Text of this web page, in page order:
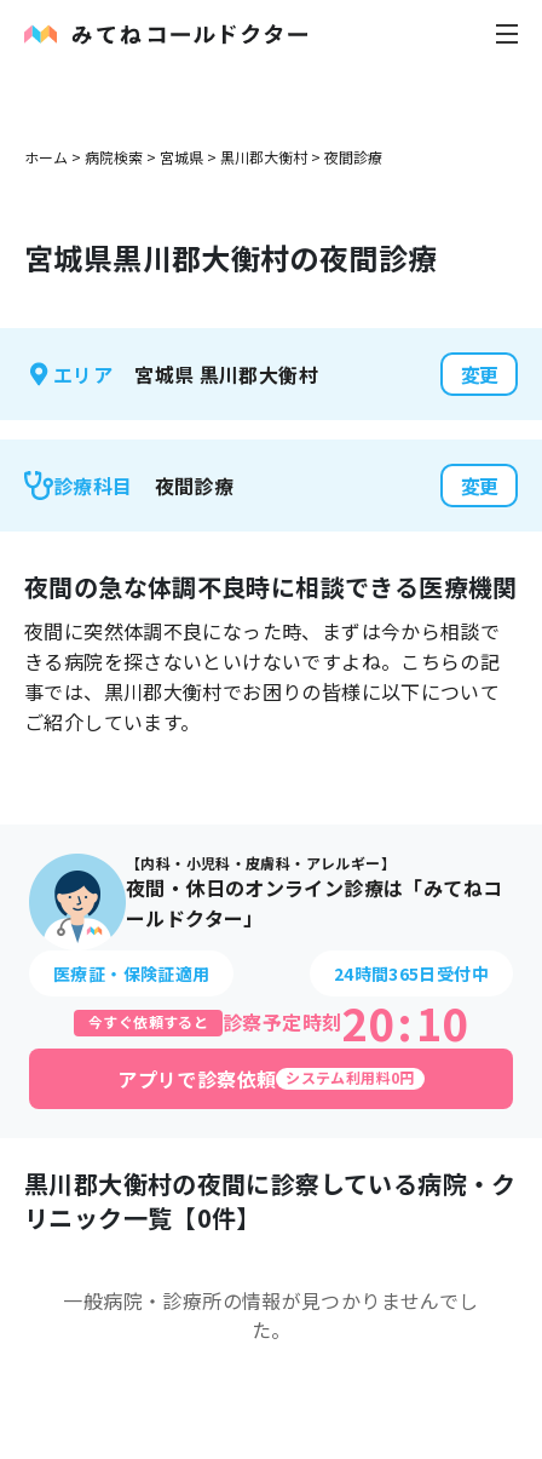
内科
花粉症
感染症
よくあるご質問
ホーム > 病院検索 > 宮城県 > 黒川郡大衡村 > 夜間診療
宮城県黒川郡大衡村の夜間診療
エリア 宮城県 黒川郡大衡村 変更
診療科目 夜間診療 変更
夜間の急な体調不良時に相談できる医療機関
夜間に突然体調不良になった時、まずは今から相談で
きる病院を探さないといけないですよね。こちらの記
事では、 黒川郡大衡村でお困りの皆様に以下について
ご紹介しています。
【内科・小児科・皮膚科・アレルギー】
夜間・休日のオンライン診療は「みてねコ
ールドクター」
医療証・保険証適用 24時間365日受付中
今すぐ依頼すると 診察予定時刻20:10
アプリで診察依頼 システム利用料0円
黒川郡大衡村の夜間に診察している病院・ク
リニック一覧【0件】
一般病院・診療所の情報が見つかりませんでし
た。